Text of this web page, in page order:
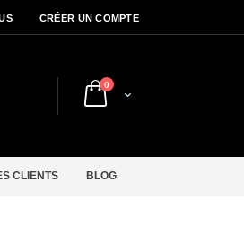
CRÉER UN COMPTE
Cart
0articles
CLIENTS BLOG